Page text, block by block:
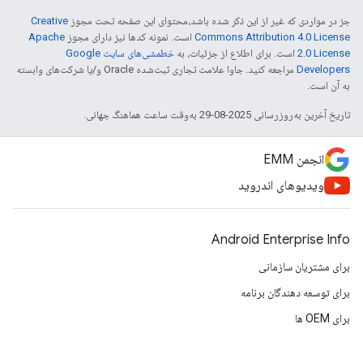
جز در مواردی که غیر از این ذکر شده باشد،‌محتوای این صفحه تحت مجوز Creative
Commons Attribution 4.0 License است. نمونه کدها نیز دارای مجوز Apache
2.0 License است. برای اطلاع از جزئیات، به
خطمشی‌های سایت Google
Developers‏
مراجعه کنید. جاوا علامت تجاری ثبت‌شده Oracle و/یا شرکت‌های وابسته
به آن است.
تاریخ آخرین به‌روزرسانی 2025-08-29 به‌وقت ساعت هماهنگ جهانی.
انجمن EMM
ویدیوهای اندروید
Android Enterprise Info
برای مشتریان سازمانی
برای توسعه دهندگان برنامه
برای OEM ها